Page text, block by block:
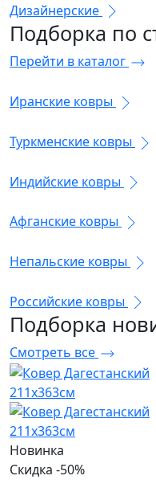
Дизайнерские
Подборка по
Перейти в каталог
Иранские ковры
Туркменские ковры
Индийские ковры
Афганские ковры
Непальские ковры
Российские ковры
Подборка
Смотреть все
Новинка
Скидка -50%